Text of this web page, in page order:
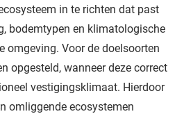
in te richten dat past
bodemtypen en klimatologische
omgeving. Voor de doelsoorten
opgesteld, wanneer deze correct
vestigingsklimaat. Hierdoor
omliggende ecosystemen